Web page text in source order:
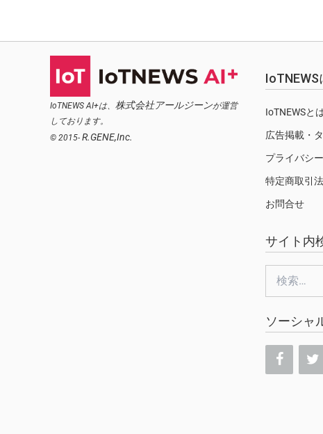
IoTNEWS AI+は、 株式会社アールジーンが運営
しております。
© 2015- R.GENE,Inc.
IoTNEWS
IoTNEWSと
広告掲載・
プライバシ
特定商取引
お問合せ
サイト内
ソーシャ